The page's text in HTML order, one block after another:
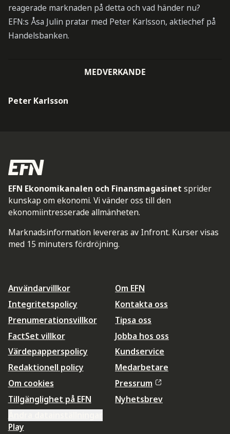
reagerade marknaden på detta och vad händer nu?
EFN:s Åsa Julin pratar med Peter Karlsson, aktiechef på
Handelsbanken.
MEDVERKANDE
Peter Karlsson
EFN Ekonomikanalen och Finansmagasinet sprider
kunskap om ekonomi. Vi vänder oss till den
ekonomiintresserade allmänheten.
Marknadsinformation levereras av Infront. Kurser visas
med 15 minuters fördröjning.
Användarvillkor
Integritetspolicy
Prenumerationsvillkor
FactSet villkor
Värdepapperspolicy
Redaktionell policy
Om cookies
Tillgänglighet på EFN
Om EFN
Kontakta oss
Tipsa oss
Jobba hos oss
Kundservice
Medarbetare
Pressrum
Nyhetsbrev
Play